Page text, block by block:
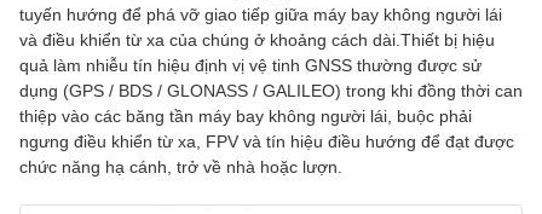
tuyến hướng để phá vỡ giao tiếp giữa máy bay không người lái
và điều khiển từ xa của chúng ở khoảng cách dài.Thiết bị hiệu
quả làm nhiễu tín hiệu định vị vệ tinh GNSS thường được sử
dụng (GPS / BDS / GLONASS / GALILEO) trong khi đồng thời can
thiệp vào các băng tần máy bay không người lái, buộc phải
ngưng điều khiển từ xa, FPV và tín hiệu điều hướng để đạt được
chức năng hạ cánh, trở về nhà hoặc lượn.